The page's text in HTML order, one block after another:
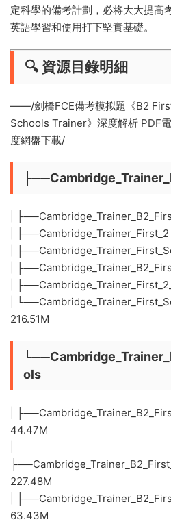
定科學的備考計劃，必将大大提高
英語學習和使用打下堅實基礎。
🔍 資源目錄明細
——/劍橋FCE備考模拟題《B2
Schools Trainer》深度解析 PDF
度網盤下載/
|
| ├──Cambridge_Trainer_First_2
|
|
|
|
216.51M
ols
|
44.47M
227.48M
|
63.43M